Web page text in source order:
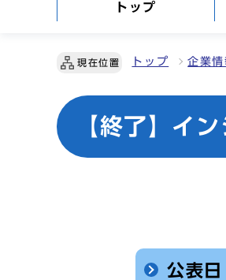
トップ
現在位置 トップ 企業情
【終了】イ
公表日